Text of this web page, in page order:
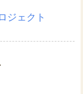
ジェクト